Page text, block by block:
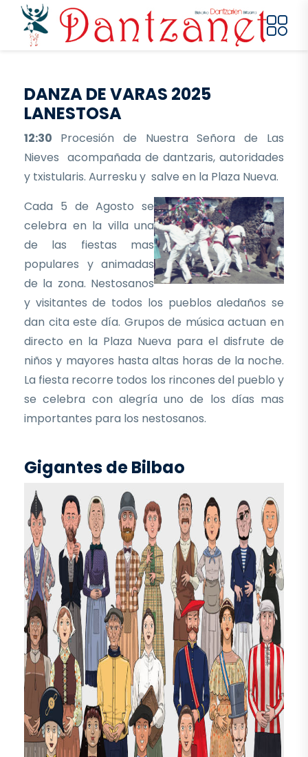
Pasar al contenido principal
DANZA DE VARAS 2025
LANESTOSA
12:30 Procesión de Nuestra Señora de Las
Nieves acompañada de dantzaris, autoridades
y txistularis. Aurresku y salve en la Plaza Nueva.
Cada 5 de Agosto se
celebra en la villa una
de las fiestas mas
populares y animadas
de la zona. Nestosanos
y visitantes de todos los pueblos aledaños se
dan cita este día. Grupos de música actuan en
directo en la Plaza Nueva para el disfrute de
niños y mayores hasta altas horas de la noche.
La fiesta recorre todos los rincones del pueblo y
se celebra con alegría uno de los días mas
importantes para los nestosanos.
Gigantes de Bilbao